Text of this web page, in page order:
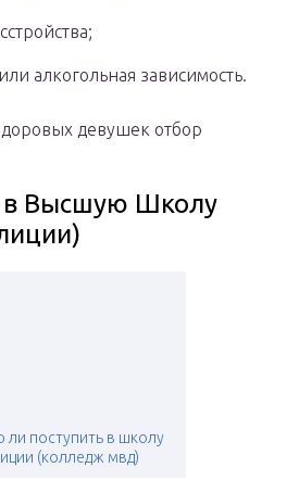
алкогольная зависимость.
девушек отбор
в Высшую Школу
ли поступить в школу
(колледж мвд)